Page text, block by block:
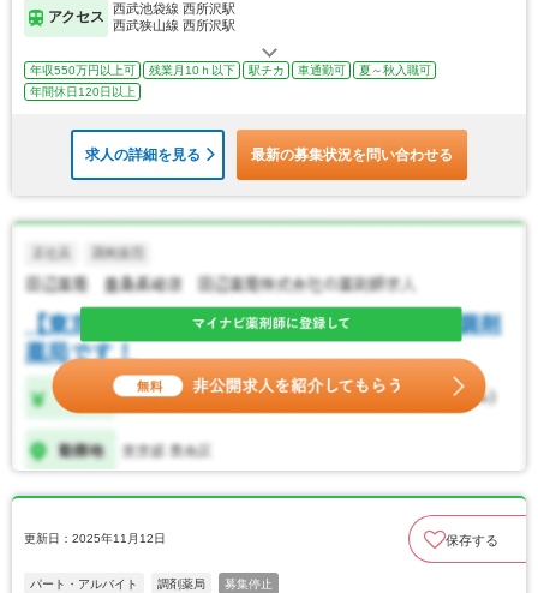
アクセス
西武池袋線 西所沢駅
西武狭山線 西所沢駅
年収550万円以上可 残業月10ｈ以下 駅チカ 車通勤可
夏～秋入職可
年間休日120日以上
求人の詳細を見る 最新の募集状況を問い合わせる
更新日：2025年11月12日 保存する
パート・アルバイト 調剤薬局 募集停止